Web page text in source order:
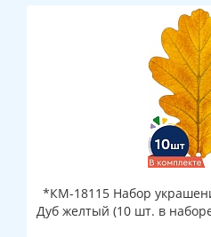
*КМ-18115 Набор
Дуб желтый (10 шт. в